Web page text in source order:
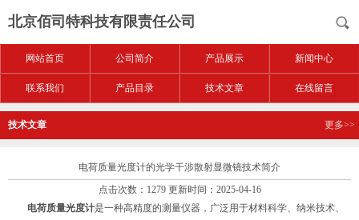
北京佰司特科技有限责任公司
网站首页 公司简介 产品展示 新闻中心
联系我们 产品目录 技术文章 在线留言
技术文章 更多>>
电荷质量光度计的光学干涉散射显微镜技术简介
点击次数：1279 更新时间：2025-04-16
电荷质量光度计是一种高精度的测量仪器，广泛用于材料科学、纳米技术、